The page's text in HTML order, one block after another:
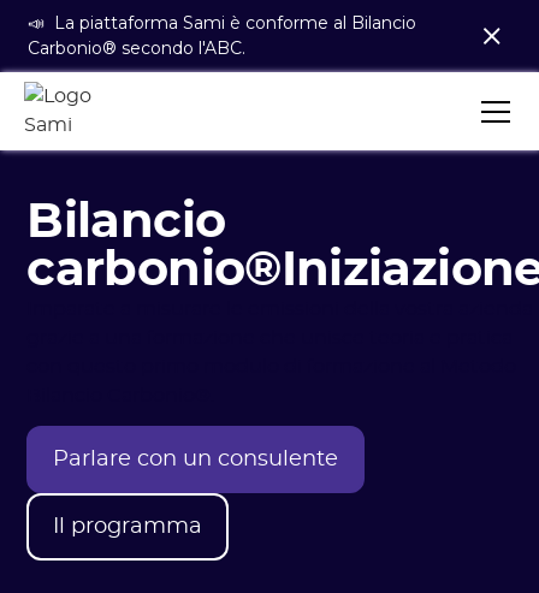
📣 La piattaforma Sami è conforme al Bilancio
Carbonio® secondo l'ABC.
Bilancio
Parlare con un consulente
Il programma